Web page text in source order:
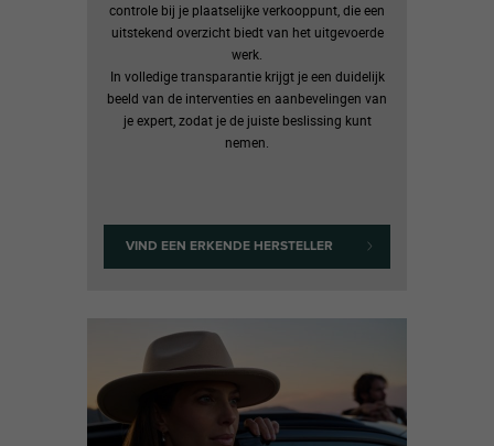
controle bij je plaatselijke verkooppunt, die een
uitstekend overzicht biedt van het uitgevoerde
werk.
In volledige transparantie krijgt je een duidelijk
beeld van de interventies en aanbevelingen van
je expert, zodat je de juiste beslissing kunt
nemen.
VIND EEN ERKENDE HERSTELLER